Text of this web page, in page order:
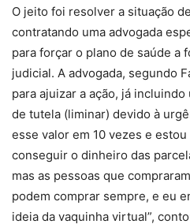
O jeito foi resolver a situação
contratando uma advogada
para forçar o plano de saúde a
judicial. A advogada, segundo
para ajuizar a ação, já
de tutela (liminar) devido à
esse valor em 10 vezes e
conseguir o dinheiro das
mas as pessoas que
podem comprar sempre, e eu
ideia da vaquinha virtual”,